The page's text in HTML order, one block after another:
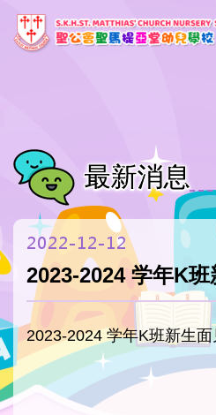
最新消息
2022-12-12
2023-2024 学年K
2023-2024 学年K班新生